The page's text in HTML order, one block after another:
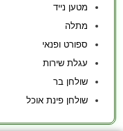
מטען נייד
מתלה
ספורט ופנאי
עגלת שירות
שולחן בר
שולחן פינת אוכל